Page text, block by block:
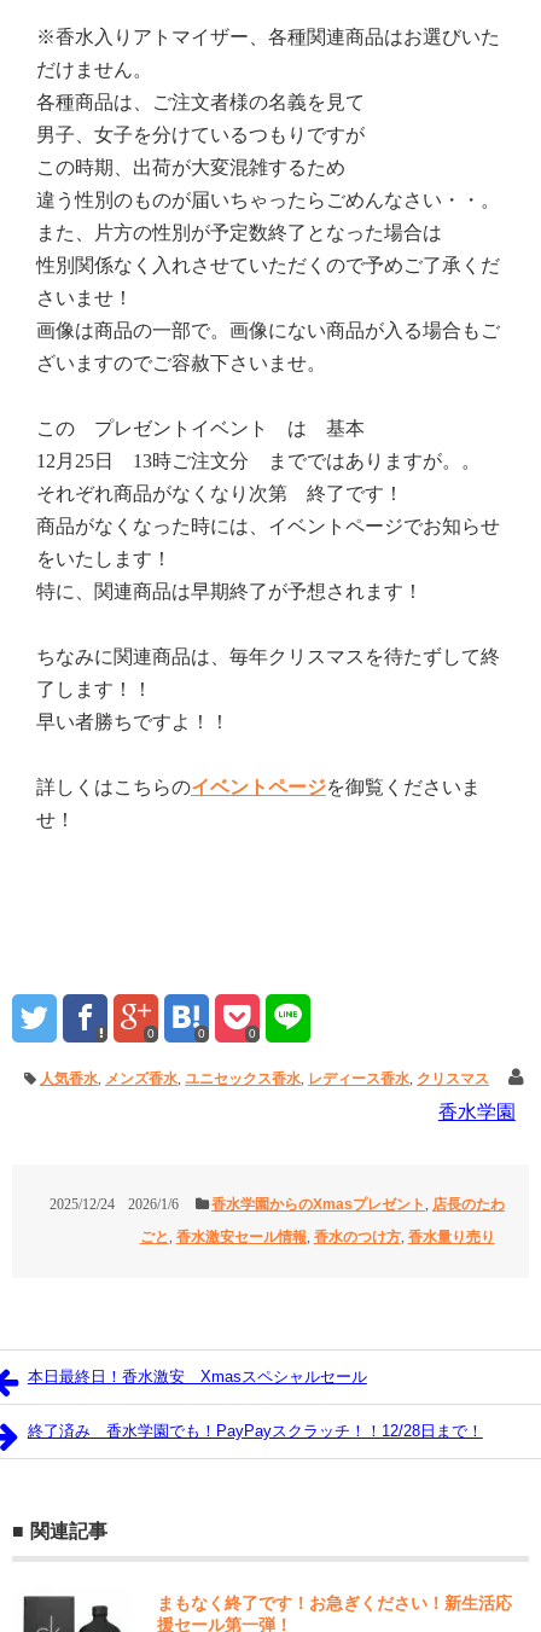
※香水入りアトマイザー、各種関連商品はお選びいた
だけません。
各種商品は、ご注文者様の名義を見て
男子、女子を分けているつもりですが
この時期、出荷が大変混雑するため
違う性別のものが届いちゃったらごめんなさい・・。
また、片方の性別が予定数終了となった場合は
性別関係なく入れさせていただくので予めご了承くだ
さいませ！
画像は商品の一部で。画像にない商品が入る場合もご
ざいますのでご容赦下さいませ。
この プレゼントイベント は 基本
12月25日 13時ご注文分 までではありますが。。
それぞれ商品がなくなり次第 終了です！
商品がなくなった時には、イベントページでお知らせ
をいたします！
特に、関連商品は早期終了が予想されます！
ちなみに関連商品は、毎年クリスマスを待たずして終
了します！！
早い者勝ちですよ！！
詳しくはこちらのイベントページを御覧くださいま
せ！
0 0 0
人気香水, メンズ香水,ユニセックス香水, レディース香水, クリスマス
香水学園
2025/12/24 2026/1/6 香水学園からのXmasプレゼント, 店長のたわ
ごと, 香水激安セール情報, 香水のつけ方, 香水量り売り
本日最終日！香水激安 Xmasスペシャルセール
終了済み 香水学園でも！PayPayスクラッチ！！12/28日まで！
関連記事
まもなく終了です！お急ぎください！新生活応
援セール第一弾！